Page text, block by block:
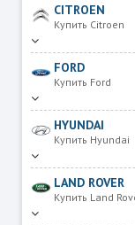
CITROEN
Купить Citroen
FORD
Купить Ford
HYUNDAI
Купить Hyundai
LAND ROVER
Купить Land